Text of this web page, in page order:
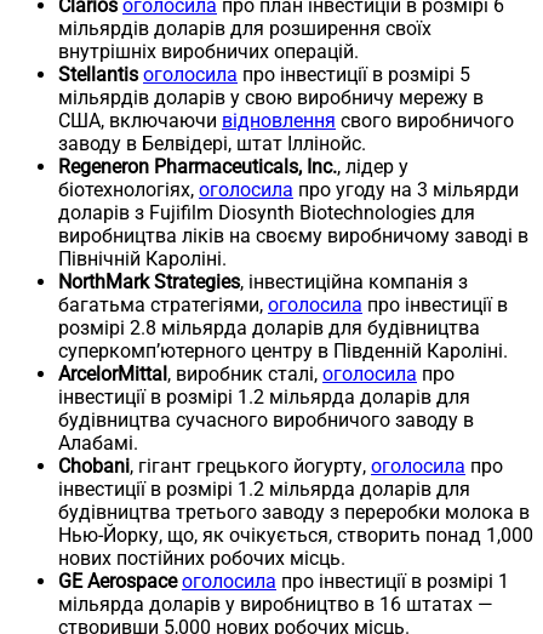
Clarios оголосила про план інвестицій в розмірі 6
мільярдів доларів для розширення своїх
внутрішніх виробничих операцій.
Stellantis оголосила про інвестиції в розмірі 5
мільярдів доларів у свою виробничу мережу в
США, включаючи відновлення свого виробничого
заводу в Белвідері, штат Іллінойс.
Regeneron Pharmaceuticals, Inc., лідер у
біотехнологіях, оголосила про угоду на 3 мільярди
доларів з Fujifilm Diosynth Biotechnologies для
виробництва ліків на своєму виробничому заводі в
Північній Кароліні.
NorthMark Strategies, інвестиційна компанія з
багатьма стратегіями, оголосила про інвестиції в
розмірі 2.8 мільярда доларів для будівництва
суперкомп’ютерного центру в Південній Кароліні.
ArcelorMittal, виробник сталі, оголосила про
інвестиції в розмірі 1.2 мільярда доларів для
будівництва сучасного виробничого заводу в
Алабамі.
Chobani, гігант грецького йогурту, оголосила про
інвестиції в розмірі 1.2 мільярда доларів для
будівництва третього заводу з переробки молока в
Нью-Йорку, що, як очікується, створить понад 1,000
нових постійних робочих місць.
GE Aerospace оголосила про інвестиції в розмірі 1
мільярда доларів у виробництво в 16 штатах —
створивши 5,000 нових робочих місць.